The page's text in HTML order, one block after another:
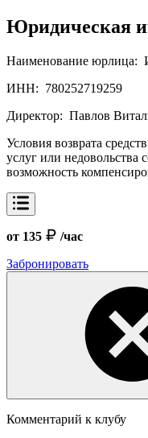
Юридическая
Наименование юрлица:
ИНН: 780252719259
Директор: Павлов
Условия возврата
услуг или недовольства
возможность
от 135
/час
Забронировать
Комментарий к клубу